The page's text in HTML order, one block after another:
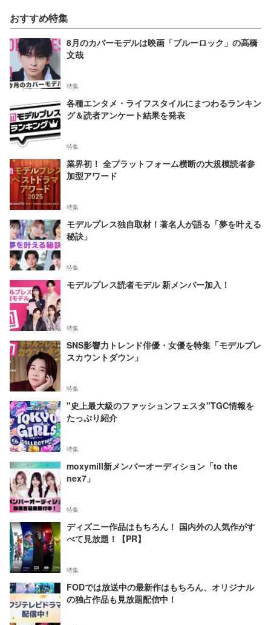
おすすめ特集
8月のカバーモデルは映画「ブルーロック」の高橋
文哉
特集
各種エンタメ・ライフスタイルにまつわるランキン
グ＆読者アンケート結果を発表
特集
業界初！ 全プラットフォーム横断の大規模読者参
加型アワード
特集
モデルプレス独自取材！著名人が語る「夢を叶える
秘訣」
特集
モデルプレス読者モデル 新メンバー加入！
特集
SNS影響力トレンド俳優・女優を特集「モデルプレ
スカウントダウン」
特集
"史上最大級のファッションフェスタ"TGC情報を
たっぷり紹介
特集
moxymill新メンバーオーディション「to the
nex7」
特集
ディズニー作品はもちろん！ 国内外の人気作がす
べて見放題！【PR】
特集
FODでは放送中の最新作はもちろん、オリジナル
の独占作品も見放題配信中！